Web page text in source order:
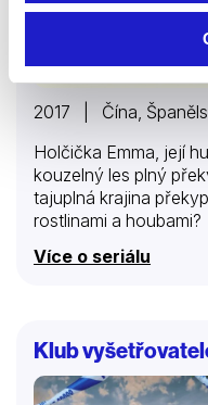
2017 | Čína,
Holčička Emma, její
kouzelný les plný
tajuplná krajina
rostlinami a houbami?
Více o seriálu
Klub